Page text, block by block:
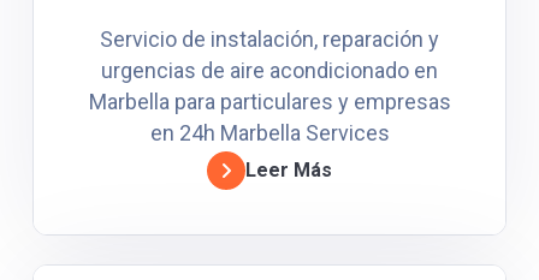
Servicio de instalación, reparación y
urgencias de aire acondicionado en
Marbella para particulares y empresas
en 24h Marbella Services
Leer Más